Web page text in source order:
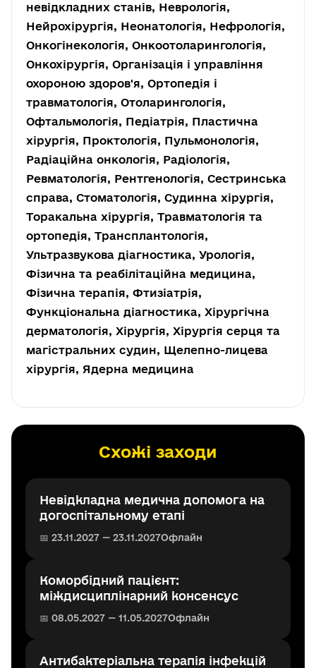
невідкладних станів, Неврологія,
Нейрохірургія, Неонатологія, Нефрологія,
Онкогінекологія, Онкоотоларингологія,
Онкохірургія, Організація і управління
охороною здоров'я, Ортопедія і
травматологія, Отоларингологія,
Офтальмологія, Педіатрія, Пластична
хірургія, Проктологія, Пульмонологія,
Радіаційна онкологія, Радіологія,
Ревматологія, Рентгенологія, Сестринська
справа, Стоматологія, Судинна хірургія,
Торакальна хірургія, Травматологія та
ортопедія, Трансплантологія,
Ультразвукова діагностика, Урологія,
Фізична та реабілітаційна медицина,
Фізична терапія, Фтизіатрія,
Функціональна діагностика, Хірургічна
дерматологія, Хірургія, Хірургія серця та
магістральних судин, Щелепно-лицева
хірургія, Ядерна медицина
Схожі заходи
Невідкладна медична допомога на
догоспітальному етапі
📅 23.11.2027 — 23.11.2027Офлайн
Коморбідний пацієнт:
міждисциплінарний консенсус
📅 08.05.2027 — 11.05.2027Офлайн
Антибактеріальна терапія інфекцій